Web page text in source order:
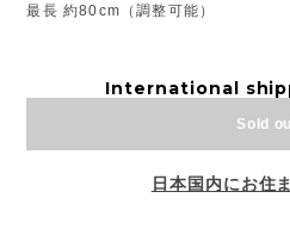
最長 約80cm（調整可能）
International
Sold
日本国内にお住